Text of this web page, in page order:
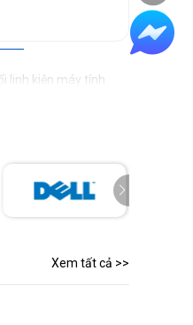
linh kiện máy tính
Xem tất cả >>